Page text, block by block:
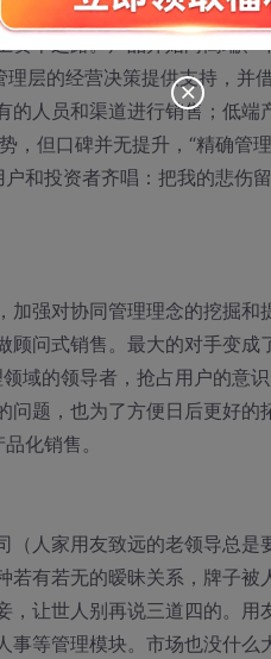
本之路。产品开始向高端、
层的经营决策提供支持，并
人员和渠道进行销售；低端
但口碑并无提升，“精确管
和投资者齐唱：把我的悲伤
强对协同管理理念的挖掘和
问式销售。最大的对手变成
域的领导者，抢占用户的意
题，也为了方便日后更好的
化销售。
人家用友致远的老领导总是
有若无的暧昧关系，牌子被
让世人别再说三道四的。用
等管理模块。市场也没什么